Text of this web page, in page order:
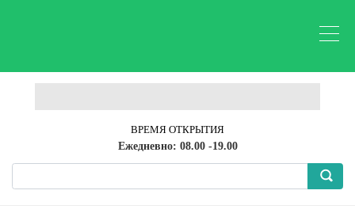
ВРЕМЯ ОТКРЫТИЯ
Ежедневно: 08.00 -19.00